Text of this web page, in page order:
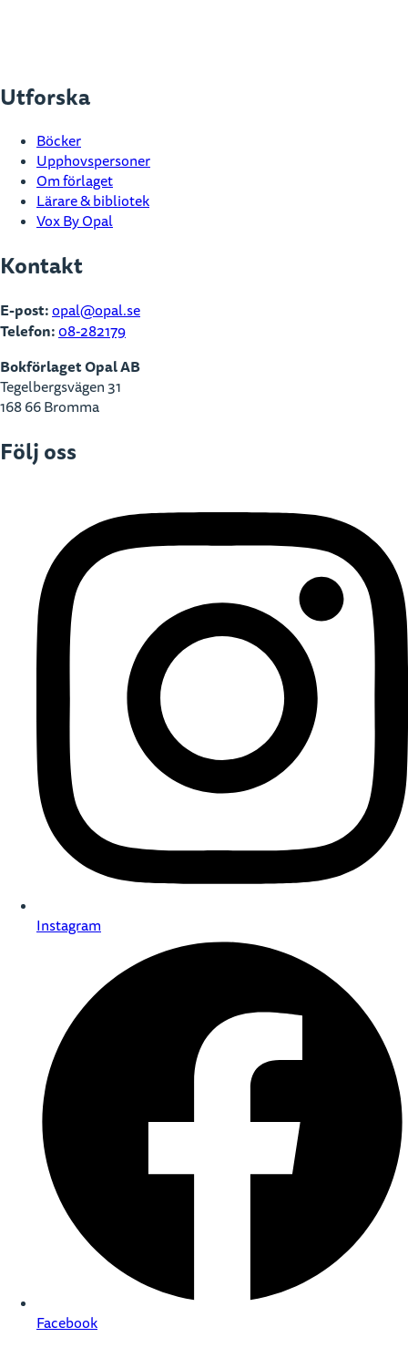
Utforska
Böcker
Upphovspersoner
Om förlaget
Lärare & bibliotek
Vox By Opal
Kontakt
E-post:opal@opal.se
Telefon:08-282179
Bokförlaget Opal AB
Tegelbergsvägen 31
168 66 Bromma
Följ oss
Instagram
Facebook